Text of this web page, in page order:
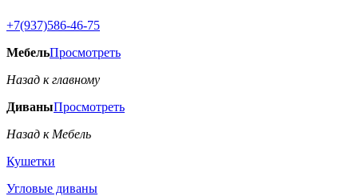
+7(937)586-46-75
МебельПросмотреть
Назад к главному
ДиваныПросмотреть
Назад к Мебель
Кушетки
Угловые диваны